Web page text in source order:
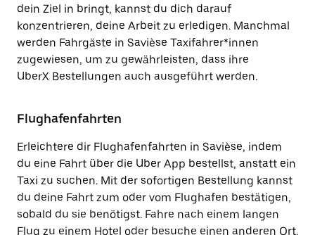
dein Ziel in bringt, kannst du dich darauf
konzentrieren, deine Arbeit zu erledigen. Manchmal
werden Fahrgäste in Savièse Taxifahrer*innen
zugewiesen, um zu gewährleisten, dass ihre
UberX Bestellungen auch ausgeführt werden.
Flughafenfahrten
Erleichtere dir Flughafenfahrten in Savièse, indem
du eine Fahrt über die Uber App bestellst, anstatt ein
Taxi zu suchen. Mit der sofortigen Bestellung kannst
du deine Fahrt zum oder vom Flughafen bestätigen,
sobald du sie benötigst. Fahre nach einem langen
Flug zu einem Hotel oder besuche einen anderen Ort.